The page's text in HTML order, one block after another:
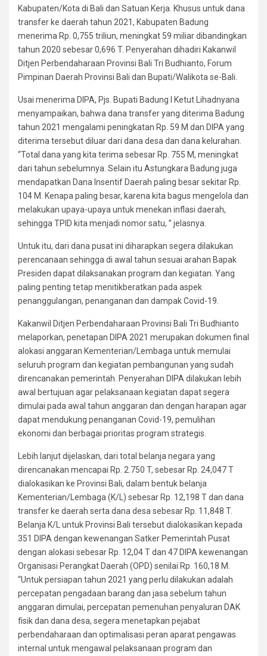
Kabupaten/Kota di Bali dan Satuan Kerja. Khusus untuk dana
transfer ke daerah tahun 2021, Kabupaten Badung
menerima Rp. 0,755 triliun, meningkat 59 miliar dibandingkan
tahun 2020 sebesar 0,696 T. Penyerahan dihadiri Kakanwil
Ditjen Perbendaharaan Provinsi Bali Tri Budhianto, Forum
Pimpinan Daerah Provinsi Bali dan Bupati/Walikota se-Bali.
Usai menerima DIPA, Pjs. Bupati Badung I Ketut Lihadnyana
menyampaikan, bahwa dana transfer yang diterima Badung
tahun 2021 mengalami peningkatan Rp. 59 M dan DIPA yang
diterima tersebut diluar dari dana desa dan dana kelurahan.
“Total dana yang kita terima sebesar Rp. 755 M, meningkat
dari tahun sebelumnya. Selain itu Astungkara Badung juga
mendapatkan Dana Insentif Daerah paling besar sekitar Rp.
104 M. Kenapa paling besar, karena kita bagus mengelola dan
melakukan upaya-upaya untuk menekan inflasi daerah,
sehingga TPID kita menjadi nomor satu, ” jelasnya.
Untuk itu, dari dana pusat ini diharapkan segera dilakukan
perencanaan sehingga di awal tahun sesuai arahan Bapak
Presiden dapat dilaksanakan program dan kegiatan. Yang
paling penting tetap menitikberatkan pada aspek
penanggulangan, penanganan dan dampak Covid-19.
Kakanwil Ditjen Perbendaharaan Provinsi Bali Tri Budhianto
melaporkan, penetapan DIPA 2021 merupakan dokumen final
alokasi anggaran Kementerian/Lembaga untuk memulai
seluruh program dan kegiatan pembangunan yang sudah
direncanakan pemerintah. Penyerahan DIPA dilakukan lebih
awal bertujuan agar pelaksanaan kegiatan dapat segera
dimulai pada awal tahun anggaran dan dengan harapan agar
dapat mendukung penanganan Covid-19, pemulihan
ekonomi dan berbagai prioritas program strategis.
Lebih lanjut dijelaskan, dari total belanja negara yang
direncanakan mencapai Rp. 2.750 T, sebesar Rp. 24,047 T
dialokasikan ke Provinsi Bali, dalam bentuk belanja
Kementerian/Lembaga (K/L) sebesar Rp. 12,198 T dan dana
transfer ke daerah serta dana desa sebesar Rp. 11,848 T.
Belanja K/L untuk Provinsi Bali tersebut dialokasikan kepada
351 DIPA dengan kewenangan Satker Pemerintah Pusat
dengan alokasi sebesar Rp. 12,04 T dan 47 DIPA kewenangan
Organisasi Perangkat Daerah (OPD) senilai Rp. 160,18 M.
“Untuk persiapan tahun 2021 yang perlu dilakukan adalah
percepatan pengadaan barang dan jasa sebelum tahun
anggaran dimulai, percepatan pemenuhan penyaluran DAK
fisik dan dana desa, segera menetapkan pejabat
perbendaharaan dan optimalisasi peran aparat pengawas
internal untuk mengawal pelaksanaan program dan